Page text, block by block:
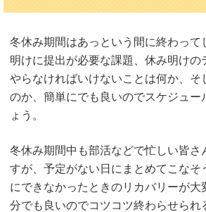
冬休み期間はあっという間に終わって
明けに提出が必要な課題、休み明けの
やらなければいけないことは何か、そ
のか、簡単にでも良いのでスケジュー
ょう。
冬休み期間中も部活などで忙しい皆さ
すが、予定がない日にまとめてこなそ
にできなかったときのリカバリーが大
分でも良いのでコツコツ終わらせられ